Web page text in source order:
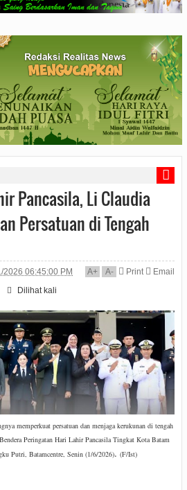
Pancasila, Li Claudia
Persatuan di Tengah
2026 06:45:00 PM A+ A- Print
Email
Dilihat kali
memperkuat persatuan dan menjaga kerukunan di tengah
Peringatan Hari Lahir Pancasila Tingkat Kota Batam
Putri, Batamcentre, Senin (1/6/2026).(F/Ist)